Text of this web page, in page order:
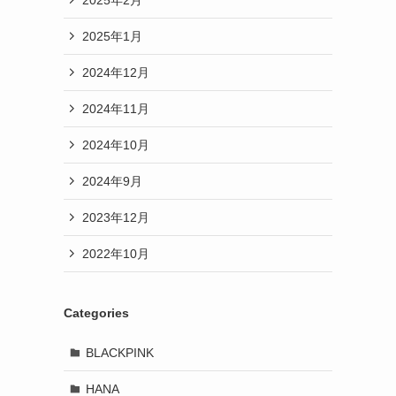
2025年1月
2024年12月
2024年11月
2024年10月
2024年9月
2023年12月
2022年10月
Categories
BLACKPINK
HANA